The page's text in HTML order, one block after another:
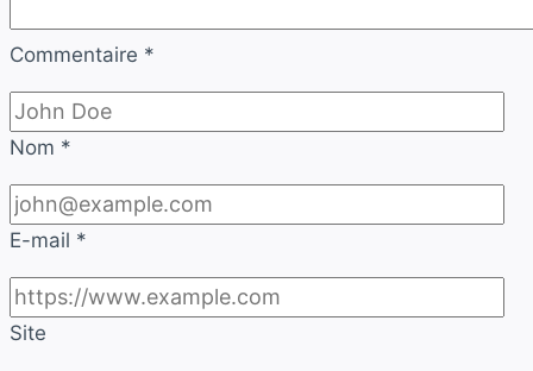
Commentaire *
Nom *
E-mail *
Site